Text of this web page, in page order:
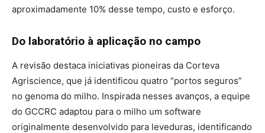
aproximadamente 10% desse tempo, custo e esforço.
Do laboratório à aplicação no campo
A revisão destaca iniciativas pioneiras da Corteva
Agriscience, que já identificou quatro “portos seguros”
no genoma do milho. Inspirada nesses avanços, a equipe
do GCCRC adaptou para o milho um software
originalmente desenvolvido para leveduras, identificando